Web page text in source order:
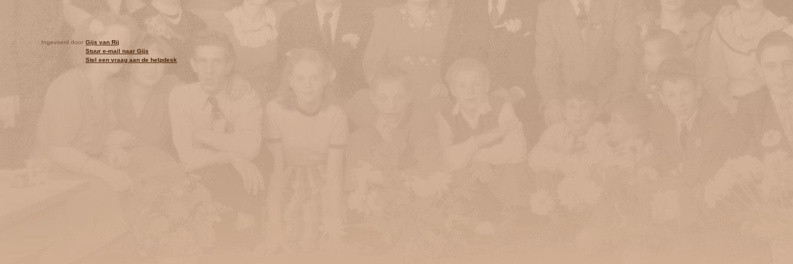
Ingevoerd door Gijs van Rij
Stuur e-mail naar Gijs
Stel een vraag aan de helpdesk